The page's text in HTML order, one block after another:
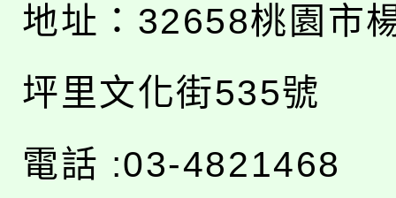
地址： 32658桃園市
坪里文化街535號
電話 :03-4821468